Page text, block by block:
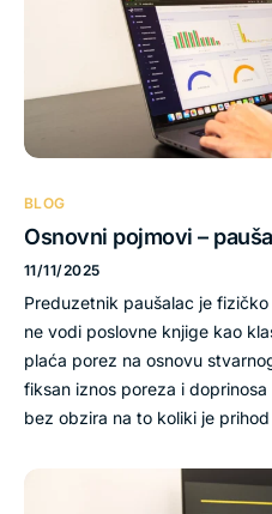
BLOG
Osnovni pojmovi –
11/11/2025
Preduzetnik paušalac je
ne vodi poslovne knjige kao
plaća porez na osnovu
fiksan iznos poreza i
bez obzira na to koliki je